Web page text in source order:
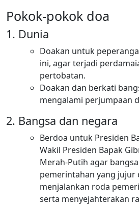
Pokok-pokok doa
Dunia
Doakan untuk
ini, agar terjadi
pertobatan.
Doakan dan berkati
mengalami perjumpaan
Bangsa dan negara
Berdoa untuk Presiden
Wakil Presiden Bapak
Merah-Putih agar
pemerintahan yang jujur
menjalankan roda
serta menyejahterakan